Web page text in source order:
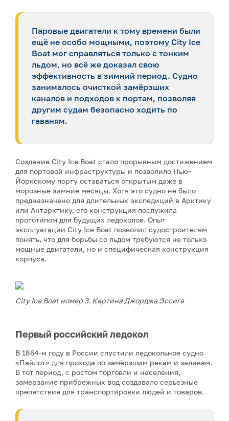
Паровые двигатели к тому времени были
ещё не особо мощными, поэтому City Ice
Boat мог справляться только с тонким
льдом, но всё же доказал свою
эффективность в зимний период. Судно
занималось очисткой замёрзших
каналов и подходов к портам, позволяя
другим судам безопасно ходить по
гаваням.
Создание City Ice Boat стало прорывным достижением
для портовой инфраструктуры и позволило Нью-
Йоркскому порту оставаться открытым даже в
морозные зимние месяцы. Хотя это судно не было
предназначено для длительных экспедиций в Арктику
или Антарктику, его конструкция послужила
прототипом для будущих ледоколов. Опыт
эксплуатации City Ice Boat позволил судостроителям
понять, что для борьбы со льдом требуются не только
мощные двигатели, но и специфическая конструкция
корпуса.
City Ice Boat номер 3. Картина Джорджа Эссига
Первый российский ледокол
В 1864-м году в России спустили ледокольное судно
«Пайлот» для прохода по замёрзшим рекам и заливам.
В тот период, с ростом торговли и населения,
замерзание прибрежных вод создавало серьезные
препятствия для транспортировки людей и товаров.